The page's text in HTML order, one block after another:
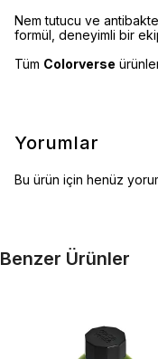
Nem tutucu ve
formül, deneyimli bir
Tüm Colorverse
Yorumlar
Bu ürün için henüz
Benzer Ürünler